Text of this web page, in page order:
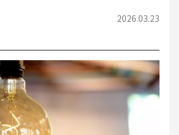
2026.03.23